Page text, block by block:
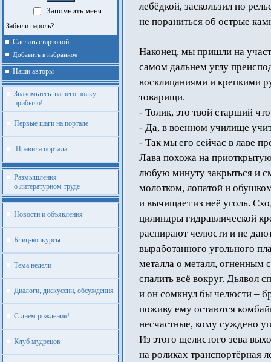
Запомнить меня
Забыли пароль?
Сделать стартовой
Добавить в избранное
Наши авторы
Знакомьтесь: нашего полку
прибыло!
Первые шаги на портале
Правила портала
Размышления
о литературном труде
Новости и объявления
Блиц-конкурсы
Тема недели
Диалоги, дискуссии, обсуждения
С днем рождения!
Клуб мудрецов
лебёдкой, заскользил по
не пораниться об острые
Наконец, мы пришли на
самом дальнем углу
восклицаниями и крепкими
товарищи.
- Толик, это твой старший
- Да, в военном училище
- Так мы его сейчас в лаве
Лава похожа на
любую минуту закрыться и
молотком, лопатой и
и вычищает из неё уголь.
цилиндры гидравлической
распирают челюсти и не
выработанного угольного
металла о металл, огненным
спалить всё вокруг. Дьявол
и он сомкнул бы челюсти –
поживу ему остаются
несчастные, кому суждено
Из этого щелистого зева
на роликах транспортёрная